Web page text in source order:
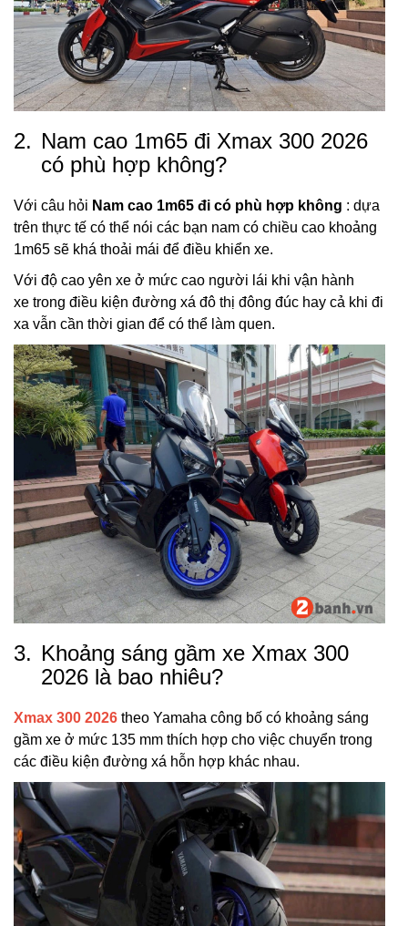
2. Nam cao 1m65 đi Xmax 300 2026
có phù hợp không?
Với câu hỏi Nam cao 1m65 đi có phù hợp không : dựa
trên thực tế có thể nói các bạn nam có chiều cao khoảng
1m65 sẽ khá thoải mái để điều khiển xe.
Với độ cao yên xe ở mức cao người lái khi vận hành
xe trong điều kiện đường xá đô thị đông đúc hay cả khi đi
xa vẫn cần thời gian để có thể làm quen.
3. Khoảng sáng gầm xe Xmax 300
2026 là bao nhiêu?
Xmax 300 2026 theo Yamaha công bố có khoảng sáng
gầm xe ở mức 135 mm thích hợp cho việc chuyển trong
các điều kiện đường xá hỗn hợp khác nhau.